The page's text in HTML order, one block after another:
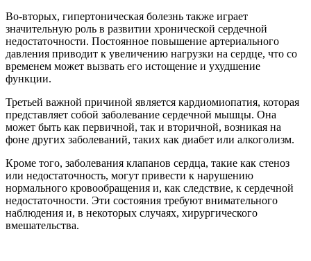
Во-вторых, гипертоническая болезнь также играет
значительную роль в развитии хронической сердечной
недостаточности. Постоянное повышение артериального
давления приводит к увеличению нагрузки на сердце, что со
временем может вызвать его истощение и ухудшение
функции.
Третьей важной причиной является кардиомиопатия, которая
представляет собой заболевание сердечной мышцы. Она
может быть как первичной, так и вторичной, возникая на
фоне других заболеваний, таких как диабет или алкоголизм.
Кроме того, заболевания клапанов сердца, такие как стеноз
или недостаточность, могут привести к нарушению
нормального кровообращения и, как следствие, к сердечной
недостаточности. Эти состояния требуют внимательного
наблюдения и, в некоторых случаях, хирургического
вмешательства.